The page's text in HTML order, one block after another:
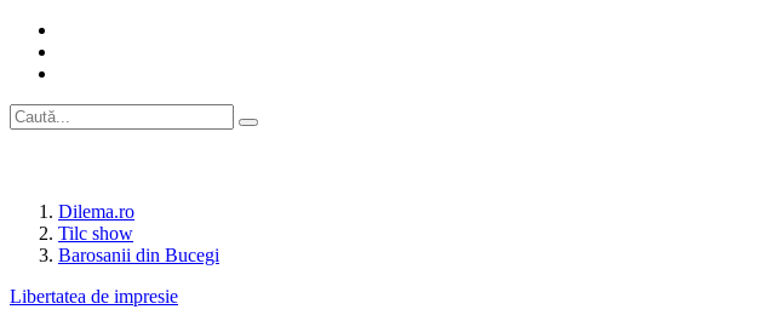
Dilema.ro
Tilc show
Barosanii din Bucegi
Libertatea de impresie